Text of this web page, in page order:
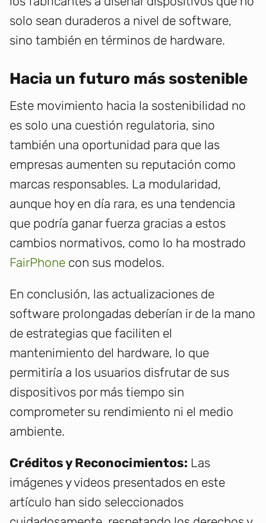
solo sean duraderos a nivel de software,
sino también en términos de hardware.
Hacia un futuro más sostenible
Este movimiento hacia la sostenibilidad no
es solo una cuestión regulatoria, sino
también una oportunidad para que las
empresas aumenten su reputación como
marcas responsables. La modularidad,
aunque hoy en día rara, es una tendencia
que podría ganar fuerza gracias a estos
cambios normativos, como lo ha mostrado
FairPhone con sus modelos.
En conclusión, las actualizaciones de
software prolongadas deberían ir de la mano
de estrategias que faciliten el
mantenimiento del hardware, lo que
permitiría a los usuarios disfrutar de sus
dispositivos por más tiempo sin
comprometer su rendimiento ni el medio
ambiente.
Créditos y Reconocimientos: Las
imágenes y videos presentados en este
artículo han sido seleccionados